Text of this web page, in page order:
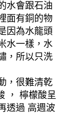
水會跟石油
面有銅的物
因為水龍頭
水一樣，水
，所以只洗
，很難清乾
， 檸檬酸呈
透過 高週波